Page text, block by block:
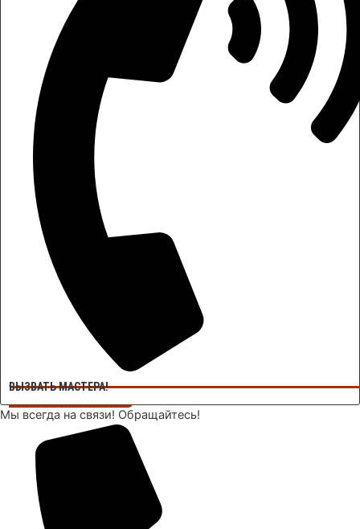
ВЫЗВАТЬ МАСТЕРА!
Мы всегда на связи! Обращайтесь!